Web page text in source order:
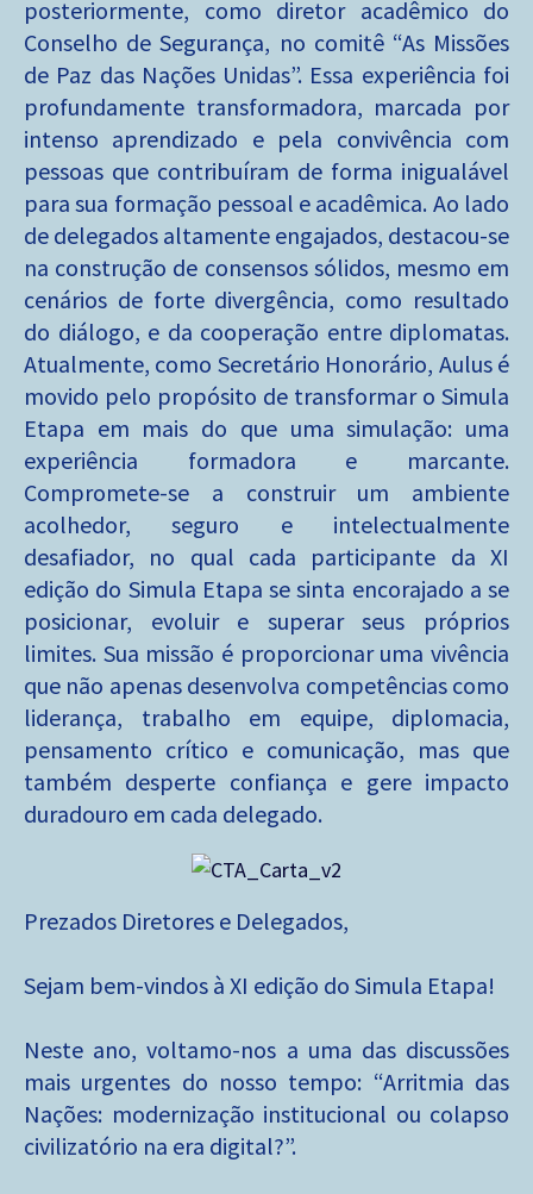
posteriormente, como diretor acadêmico do
Conselho de Segurança, no comitê “As Missões
de Paz das Nações Unidas”. Essa experiência foi
profundamente transformadora, marcada por
intenso aprendizado e pela convivência com
pessoas que contribuíram de forma inigualável
para sua formação pessoal e acadêmica. Ao lado
de delegados altamente engajados, destacou-se
na construção de consensos sólidos, mesmo em
cenários de forte divergência, como resultado
do diálogo, e da cooperação entre diplomatas.
Atualmente, como Secretário Honorário, Aulus é
movido pelo propósito de transformar o Simula
Etapa em mais do que uma simulação: uma
experiência formadora e marcante.
Compromete-se a construir um ambiente
acolhedor, seguro e intelectualmente
desafiador, no qual cada participante da XI
edição do Simula Etapa se sinta encorajado a se
posicionar, evoluir e superar seus próprios
limites. Sua missão é proporcionar uma vivência
que não apenas desenvolva competências como
liderança, trabalho em equipe, diplomacia,
pensamento crítico e comunicação, mas que
também desperte confiança e gere impacto
duradouro em cada delegado.
Prezados Diretores e Delegados,
Sejam bem-vindos à XI edição do Simula Etapa!
Neste ano, voltamo-nos a uma das discussões
mais urgentes do nosso tempo: “Arritmia das
Nações: modernização institucional ou colapso
civilizatório na era digital?”.